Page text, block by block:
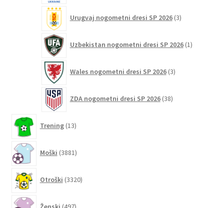
Urugvaj nogometni dresi SP 2026 3izdelki
Uzbekistan nogometni dresi SP 2026 1izdelek
Wales nogometni dresi SP 2026 3izdelki
ZDA nogometni dresi SP 2026 38izdelkov
Trening 13izdelkov
Moški 3881izdelkov
Otroški 3320izdelkov